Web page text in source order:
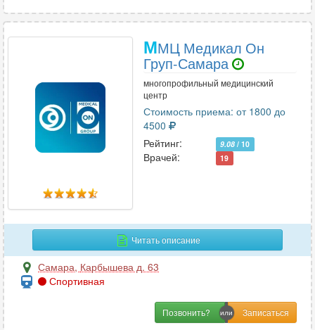
ММЦ Медикал Он
Груп-Самара
многопрофильный медицинский
центр
Стоимость приема: от 1800 до
4500
Рейтинг:
9.08 / 10
Врачей: 19
Читать описание
Самара, Карбышева д. 63
Спортивная
Позвонить?